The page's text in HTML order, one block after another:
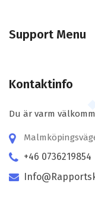
Support Menu
Kontaktinfo
Du är varm
+46 0736219854